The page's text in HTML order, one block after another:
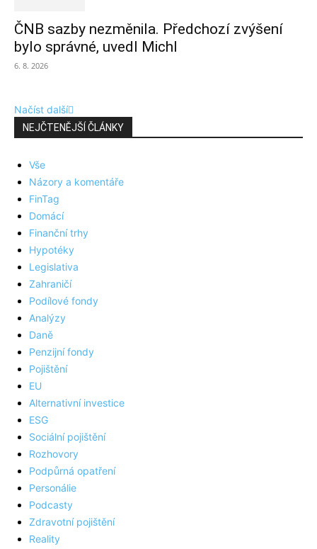
ČNB sazby nezměnila. Předchozí zvýšení
bylo správné, uvedl Michl
6. 8. 2026
Načíst další
NEJČTENĚJŠÍ ČLÁNKY
Vše
Názory a komentáře
FinTag
Domácí
Finanční trhy
Hypotéky
Legislativa
Zahraničí
Podílové fondy
Analýzy
Daně
Penzijní fondy
Pojištění
EU
Alternativní investice
ESG
Sociální pojištění
Rozhovory
Podpůrná opatření
Personálie
Podcasty
Zdravotní pojištění
Reality